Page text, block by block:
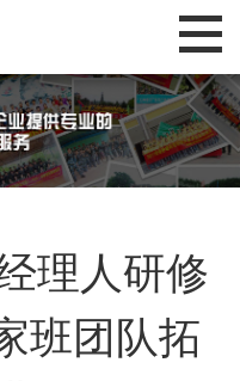
理人研修
班团队拓